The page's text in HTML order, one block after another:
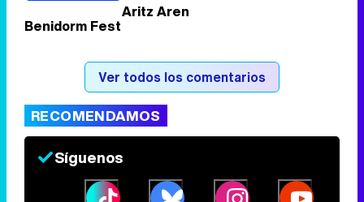
Benidorm Fest
Aritz Aren
Ver todos los comentarios
RECOMENDAMOS
Síguenos